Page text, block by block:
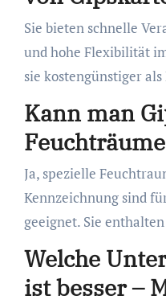
Sie bieten schnelle Verarbeitung, geringes Gewicht
und hohe Flexibilität
sie kostengünstiger
Kann man
Ja, spezielle Feuchtraumplatten mit grüner
Kennzeichnung sind
geeignet. Sie
Welche
ist besser –